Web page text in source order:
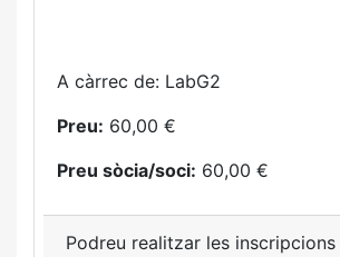
A càrrec de: LabG2
Preu: 60,00 €
Preu sòcia/soci: 60,00 €
Podreu realitzar les